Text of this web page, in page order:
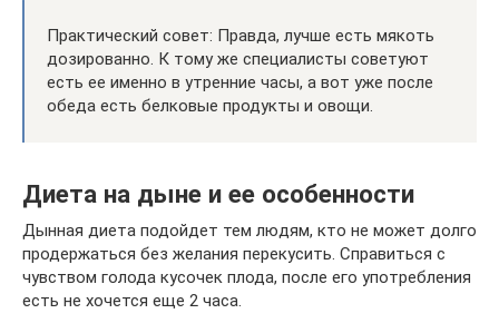
Практический совет: Правда, лучше есть мякоть
дозированно. К тому же специалисты советуют
есть ее именно в утренние часы, а вот уже после
обеда есть белковые продукты и овощи.
Диета на дыне и ее особенности
Дынная диета подойдет тем людям, кто не может долго
продержаться без желания перекусить. Справиться с
чувством голода кусочек плода, после его употребления
есть не хочется еще 2 часа.